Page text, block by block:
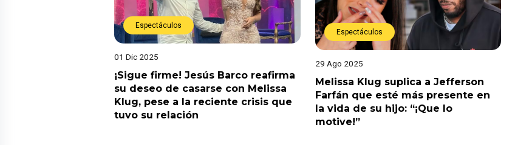
Espectáculos
01 Dic 2025
¡Sigue firme! Jesús Barco reafirma
su deseo de casarse con Melissa
Klug, pese a la reciente crisis que
tuvo su relación
Espectáculos
29 Ago 2025
Melissa Klug suplica a Jefferson
Farfán que esté más presente en
la vida de su hijo: “¡Que lo
motive!”